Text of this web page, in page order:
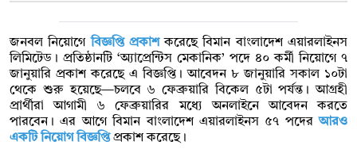
জনবল নিয়োগেবিজ্ঞপ্তি প্রকাশকরেছে বিমান বাংলাদেশ এয়ারলাইনস
লিমিটেড। প্রতিষ্ঠানটি ‘অ্যাপ্রেন্টিস মেকানিক’ পদে ৪০ কর্মী নিয়োগে ৭
জানুয়ারি প্রকাশ করেছে এ বিজ্ঞপ্তি। আবেদন ৮ জানুয়ারি সকাল ১০টা
থেকে শুরু হয়েছে—চলবে ৬ ফেব্রুয়ারি বিকেল ৫টা পর্যন্ত। আগ্রহী
প্রার্থীরা আগামী ৬ ফেব্রুয়ারির মধ্যে অনলাইনে আবেদন করতে
পারবেন। এর আগে বিমান বাংলাদেশ এয়ারলাইনস ৫৭ পদেরআরও
একটি নিয়োগ বিজ্ঞপ্তিপ্রকাশ করেছে।